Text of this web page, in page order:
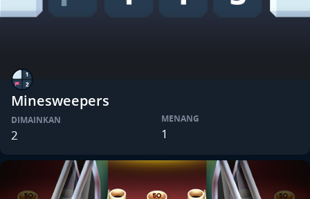
Minesweepers
DIMAINKAN
2
MENANG
1